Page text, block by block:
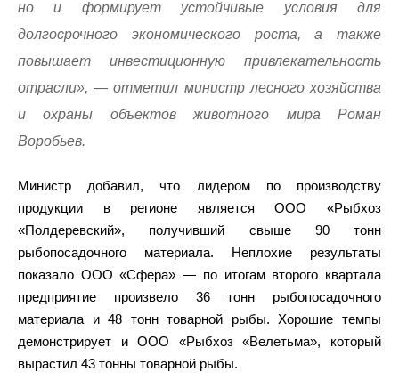
но и формирует устойчивые условия для
долгосрочного экономического роста, а также
повышает инвестиционную привлекательность
отрасли», — отметил министр лесного хозяйства
и охраны объектов животного мира Роман
Воробьев.
Министр добавил, что лидером по производству
продукции в регионе является ООО «Рыбхоз
«Полдеревский», получивший свыше 90 тонн
рыбопосадочного материала. Неплохие результаты
показало ООО «Сфера» — по итогам второго квартала
предприятие произвело 36 тонн рыбопосадочного
материала и 48 тонн товарной рыбы. Хорошие темпы
демонстрирует и ООО «Рыбхоз «Велетьма», который
вырастил 43 тонны товарной рыбы.